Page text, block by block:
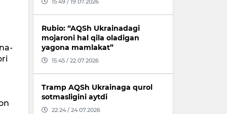
Rubio: “AQSh Ukrainadagi
mojaroni hal qila oladigan
yagona mamlakat”
15:45 / 22.07.2026
Tramp AQSh Ukrainaga qurol
sotmasligini aytdi
22:24 / 24.07.2026